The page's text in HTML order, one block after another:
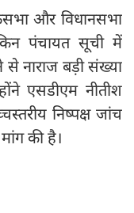
और विधानसभा
पंचायत सूची में
से नाराज बड़ी संख्या
एसडीएम नीतीश
निष्पक्ष जांच
की है।